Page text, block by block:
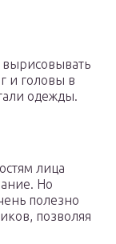
и головы в
одежды.
лица
Но
полезно
позволяя